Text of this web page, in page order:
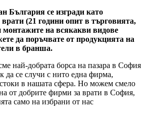
България се изгради като
врати (21 години опит в търговията,
монтажите на всякакви видове
да поръчвате от продукцията на
в бранша.
най-добрата борса на пазара в София
да се случи с нито една фирма,
в нашата сфера. Но можем смело
от добрите фирми за врати в София,
само на избрани от нас